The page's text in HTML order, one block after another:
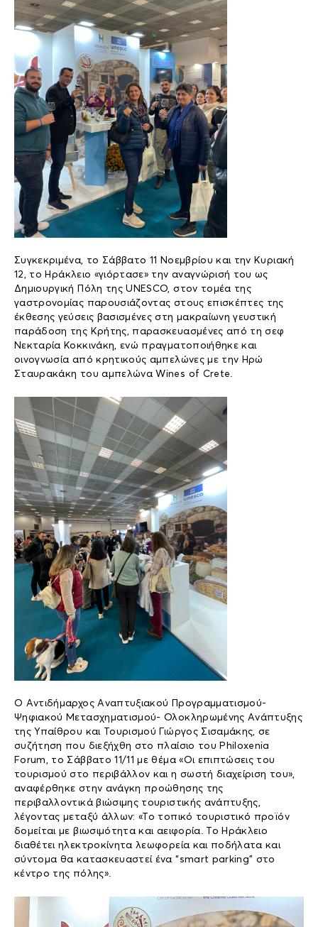
Συγκεκριμένα, το Σάββατο 11 Νοεμβρίου και την Κυριακή
12, το Ηράκλειο «γιόρτασε» την αναγνώρισή του ως
Δημιουργική Πόλη της UNESCO, στον τομέα της
γαστρονομίας παρουσιάζοντας στους επισκέπτες της
έκθεσης γεύσεις βασισμένες στη μακραίωνη γευστική
παράδοση της Κρήτης, παρασκευασμένες από τη σεφ
Νεκταρία Κοκκινάκη, ενώ πραγματοποιήθηκε και
οινογνωσία από κρητικούς αμπελώνες με την Ηρώ
Σταυρακάκη του αμπελώνα Wines of Crete.
Ο Αντιδήμαρχος Αναπτυξιακού Προγραμματισμού-
Ψηφιακού Μετασχηματισμού- Ολοκληρωμένης Ανάπτυξης
της Υπαίθρου και Τουρισμού Γιώργος Σισαμάκης, σε
συζήτηση που διεξήχθη στο πλαίσιο του Philoxenia
Forum, το Σάββατο 11/11 με θέμα «Οι επιπτώσεις του
τουρισμού στο περιβάλλον και η σωστή διαχείριση του»,
αναφέρθηκε στην ανάγκη προώθησης της
περιβαλλοντικά βιώσιμης τουριστικής ανάπτυξης,
λέγοντας μεταξύ άλλων: «Το τοπικό τουριστικό προϊόν
δομείται με βιωσιμότητα και αειφορία. Το Ηράκλειο
διαθέτει ηλεκτροκίνητα λεωφορεία και ποδήλατα και
σύντομα θα κατασκευαστεί ένα “smart parking” στο
κέντρο της πόλης».